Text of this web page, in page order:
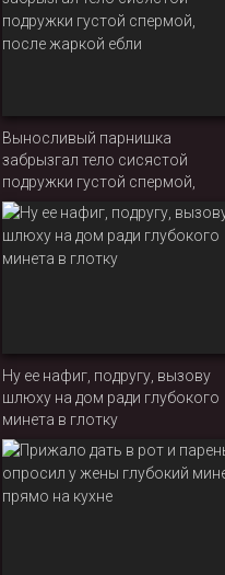
растраханной киски
Выносливый парнишка
забрызгал тело сисястой
подружки густой спермой,
после жаркой ебли
Ну ее нафиг, подругу, вызову
шлюху на дом ради глубокого
минета в глотку